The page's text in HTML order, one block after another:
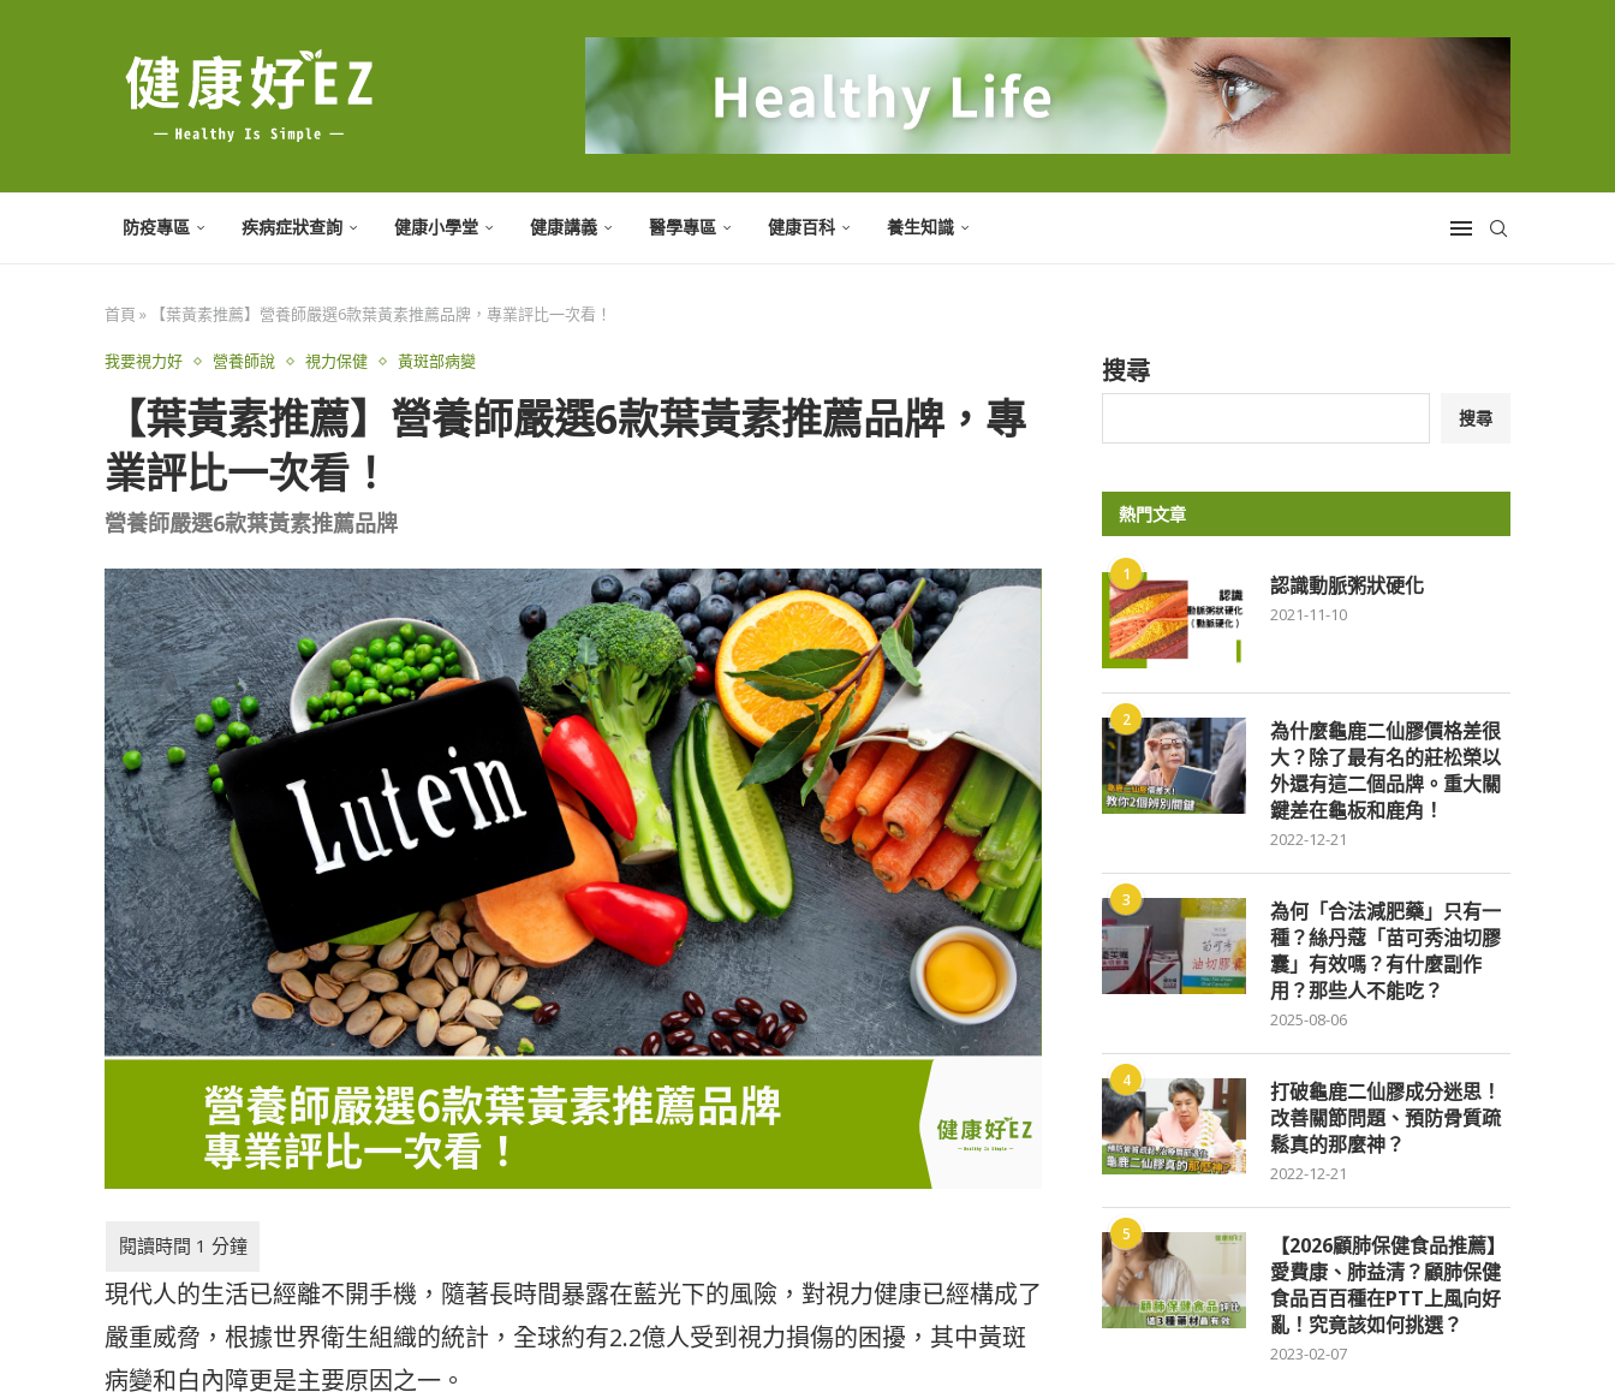
防疫專區 疾病症狀查詢 健康小學堂 健康講義 醫學專區 健康百科 養生知識
首頁 » 【葉黃素推薦】營養師嚴選6款葉黃素推薦品牌，專業評比一次看！
我要視力好 營養師說 視力保健 黃斑部病變
【葉黃素推薦】營養師嚴選6款葉黃素推薦品牌，專
業評比一次看！
營養師嚴選6款葉黃素推薦品牌
現代人的生活已經離不開手機，隨著長時間暴露在藍光下的風險，對視力健康已經構成了
嚴重威脅，根據世界衛生組織的統計，全球約有2.2億人受到視力損傷的困擾，其中黃斑
病變和白內障更是主要原因之一。
搜尋
搜尋
熱門文章
1 認識動脈粥狀硬化
2021-11-10
2
為什麼龜鹿二仙膠價格差很
大？除了最有名的莊松榮以
外還有這二個品牌。重大關
鍵差在龜板和鹿角！
2022-12-21
3
為何「合法減肥藥」只有一
種？絲丹蔻「苗可秀油切膠
囊」有效嗎？有什麼副作
用？那些人不能吃？
2025-08-06
4
打破龜鹿二仙膠成分迷思！
改善關節問題、預防骨質疏
鬆真的那麼神？
2022-12-21
5
【2026顧肺保健食品推薦】
愛費康、肺益清？顧肺保健
食品百百種在PTT上風向好
亂！究竟該如何挑選？
2023-02-07